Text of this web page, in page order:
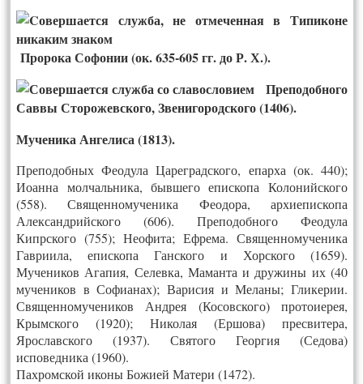
Пророка Софонии (ок. 635-605 гг. до Р. Х.).
Преподобного
Саввы Сторожевского, Звенигородского (1406).
Мученика Ангелиса (1813).
Преподобных Феодула Цареградского, епарха (ок. 440);
Иоанна молчальника, бывшего епископа Колонийского
(558). Священномученика Феодора, архиепископа
Александрийского (606). Преподобного Феодула
Кипрского (755); Неофита; Ефрема. Священномученика
Гавриила, епископа Ганского и Хорского (1659).
Мучеников Агапия, Селевка, Маманта и дружины их (40
мучеников в Софианах); Варисия и Меланы; Гликерии.
Священномучеников Андрея (Косовского) протоиерея,
Крымского (1920); Николая (Ершова) пресвитера,
Ярославского (1937). Святого Георгия (Седова)
исповедника (1960).
Пахромской иконы Божией Матери (1472).